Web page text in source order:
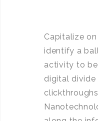
Capitalize
identify a
activity to
digital